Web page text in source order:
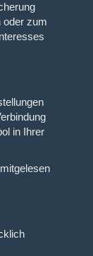
oder zum
in Ihrer